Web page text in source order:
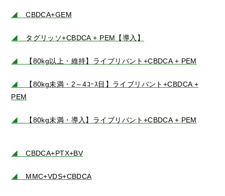
◢CBDCA+GEM
◢ タグリッソ+CBDCA + PEM【導入】
◢ 【80kg以上・維持】ライブリバント+CBDCA + PEM
◢
【80kg未満・2～4ｺｰｽ目】ライブリバント+CBDCA +
PEM
◢ 【80kg未満・導入】ライブリバント+CBDCA + PEM
◢CBDCA+PTX+BV
◢ MMC+VDS+CBDCA